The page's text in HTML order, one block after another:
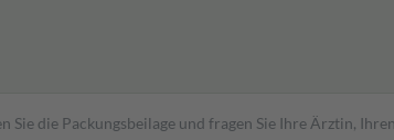
Sie die Packungsbeilage und fragen Sie Ihre Ärztin,